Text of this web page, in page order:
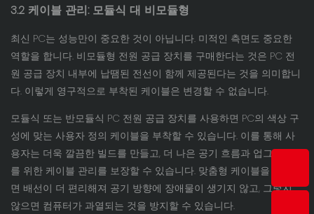
3.2 케이블 관리: 모듈식 대 비모듈형
최신 PC는 성능만이 중요한 것이 아닙니다. 미적인 측면도 중요한
역할을 합니다. 비모듈형 전원 공급 장치를 구매한다는 것은 PC 전
원 공급 장치 내부에 납땜된 전선이 함께 제공된다는 것을 의미합니
다. 이렇게 영구적으로 부착된 케이블은 변경할 수 없습니다.
모듈식 또는 반모듈식 PC 전원 공급 장치를 사용하면 PC의 색상 구
성에 맞는 사용자 정의 케이블을 부착할 수 있습니다. 이를 통해 사
용자는 더욱 깔끔한 빌드를 만들고, 더 나은 공기 흐름과 업그레이드
를 위한 케이블 관리를 보장할 수 있습니다. 맞춤형 케이블을 사용하
면 배선이 더 편리해져 공기 방향에 장애물이 생기지 않고, 그렇지
않으면 컴퓨터가 과열되는 것을 방지할 수 있습니다.